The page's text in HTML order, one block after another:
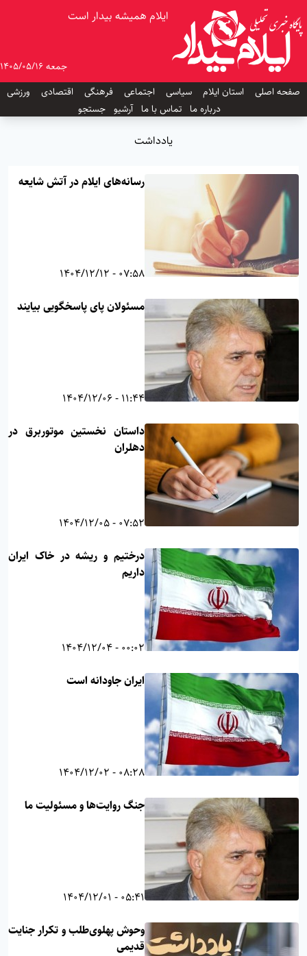
ایلام همیشه بیدار است
جمعه 1405/05/16
صفحه اصلی
استان ایلام سیاسی اجتماعی فرهنگی اقتصادی
ورزشی
درباره ما تماس با ما آرشیو جستجو
یادداشت
رسانه‌های ایلام در آتش شایعه
07:58 - 1404/12/12
مسئولان پای پاسخگویی بیایند
11:44 - 1404/12/06
داستان نخستین موتوربرق در
دهلران
07:52 - 1404/12/05
درختیم و ریشه در خاک ایران
داریم
00:02 - 1404/12/04
ایران جاودانه است
08:28 - 1404/12/02
جنگ روایت‌ها و مسئولیت ما
05:41 - 1404/12/01
وحوش پهلوی‌طلب و تکرار جنایت
قدیمی